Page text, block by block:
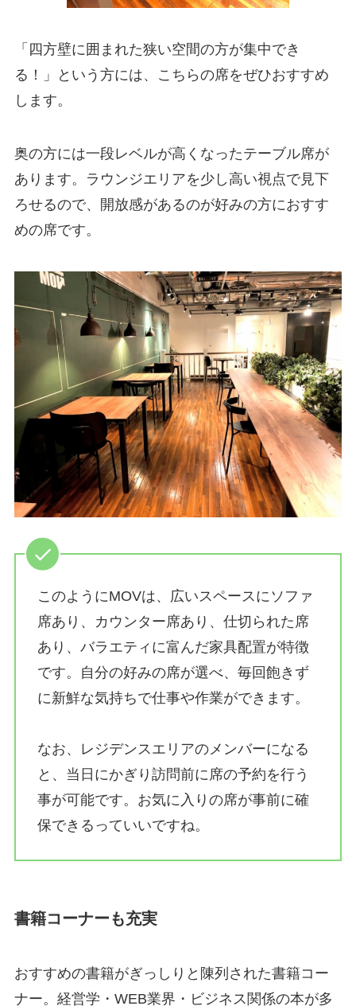
「四方壁に囲まれた狭い空間の方が集中でき
る！」という方には、こちらの席をぜひおすすめ
します。
奥の方には一段レベルが高くなったテーブル席が
あります。ラウンジエリアを少し高い視点で見下
ろせるので、開放感があるのが好みの方におすす
めの席です。
このようにMOVは、広いスペースにソファ
席あり、カウンター席あり、仕切られた席
あり、バラエティに富んだ家具配置が特徴
です。自分の好みの席が選べ、毎回飽きず
に新鮮な気持ちで仕事や作業ができます。
なお、レジデンスエリアのメンバーになる
と、当日にかぎり訪問前に席の予約を行う
事が可能です。お気に入りの席が事前に確
保できるっていいですね。
書籍コーナーも充実
おすすめの書籍がぎっしりと陳列された書籍コー
ナー。経営学・WEB業界・ビジネス関係の本が多